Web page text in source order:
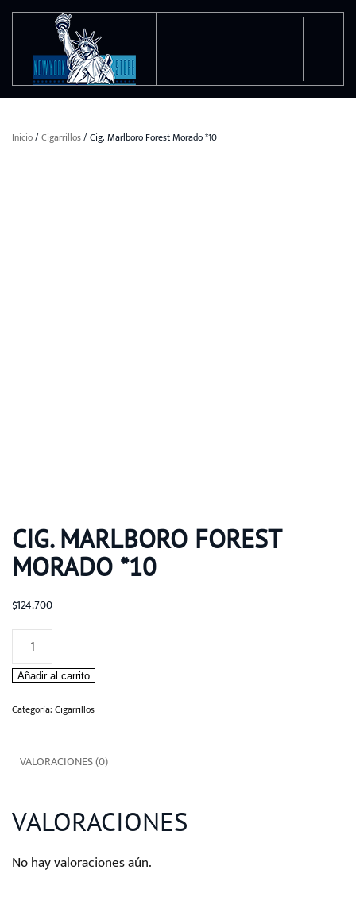
Ir al contenido principal
Inicio/Cigarrillos/ Cig. Marlboro Forest Morado *10
CIG. MARLBORO FOREST
MORADO *10
$124.700
Cig.
Marlboro
Forest
Morado
Añadir al carrito
Categoría: Cigarrillos
VALORACIONES (0)
VALORACIONES
No hay valoraciones aún.